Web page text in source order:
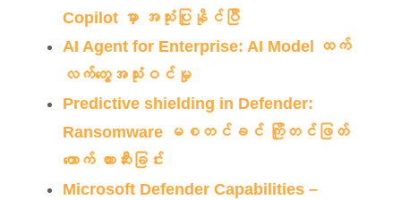
Copilot မှာ အသုံးပြုနိုင်ပြီ
AI Agent for Enterprise: AI Model ထက်
လက်တွေ့အသုံးဝင်မှု
Predictive shielding in Defender:
Ransomware မစတင်ခင် ကြိုတင်ဖြတ်
တောက် တားဆီးခြင်း
Microsoft Defender Capabilities –